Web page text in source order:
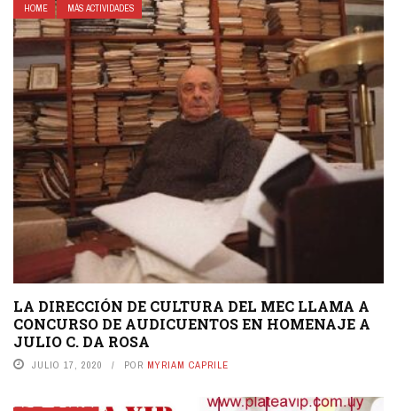
HOME MÁS ACTIVIDADES
LA DIRECCIÓN DE CULTURA DEL MEC LLAMA A
CONCURSO DE AUDICUENTOS EN HOMENAJE A
JULIO C. DA ROSA
JULIO 17, 2020 POR MYRIAM CAPRILE